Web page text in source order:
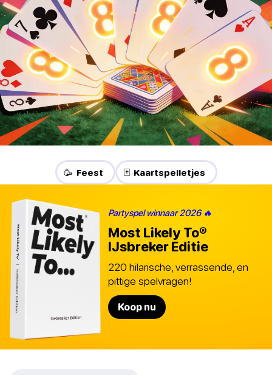
🥳 Feest 🃏 Kaartspelletjes
Partyspel winnaar 2026 🔥
Most Likely To®
IJsbreker Editie
220 hilarische, verrassende, en
pittige spelvragen!
Koop nu